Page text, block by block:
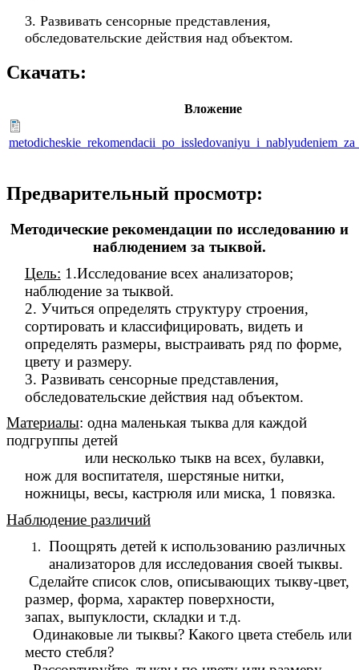
3. Развивать сенсорные представления,
обследовательские действия над объектом.
Скачать:
Вложение
Предварительный просмотр:
Методические рекомендации по исследованию и
наблюдением за тыквой.
Цель: 1.Исследование всех анализаторов;
наблюдение за тыквой.
2. Учиться определять структуру строения,
сортировать и классифицировать, видеть и
определять размеры, выстраивать ряд по форме,
цвету и размеру.
3. Развивать сенсорные представления,
обследовательские действия над объектом.
Материалы: одна маленькая тыква для каждой
подгруппы детей
или несколько тыкв на всех, булавки,
нож для воспитателя, шерстяные нитки,
ножницы, весы, кастрюля или миска, 1 повязка.
Наблюдение различий
Поощрять детей к использованию различных
анализаторов для исследования своей тыквы.
Сделайте список слов, описывающих тыкву-цвет,
размер, форма, характер поверхности,
запах, выпуклости, складки и т.д.
Одинаковые ли тыквы? Какого цвета стебель или
место стебля?